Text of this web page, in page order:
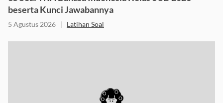
beserta Kunci Jawabannya
5 Agustus 2026 | Latihan Soal